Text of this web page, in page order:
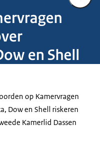
en Shell
op Kamervragen
Dow en Shell riskeren
Kamerlid Dassen